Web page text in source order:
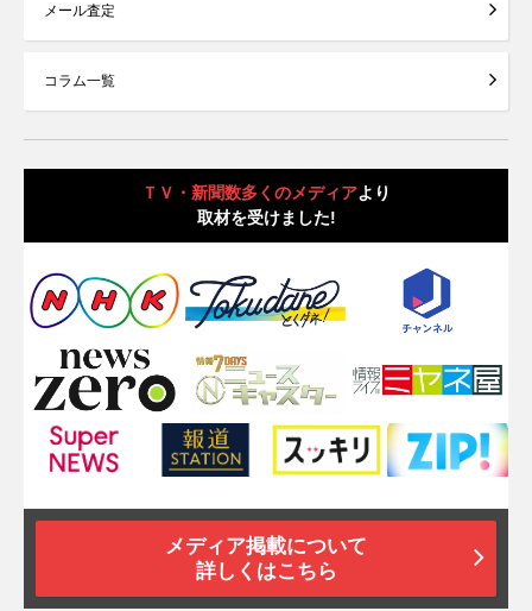
メール査定
コラム一覧
ＴＶ・新聞数多くのメディアより
取材を受けました!
メディア掲載について
詳しくはこちら